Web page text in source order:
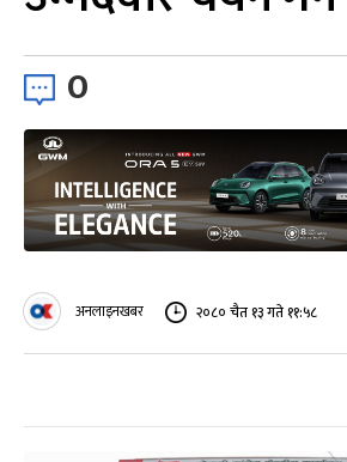
0
अनलाइनखबर २०८० चैत १३ गते ११:५८